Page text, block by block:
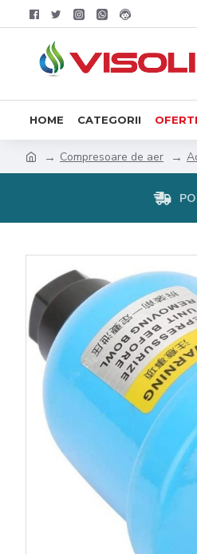
HOME CATEGORII
Compresoare de aer